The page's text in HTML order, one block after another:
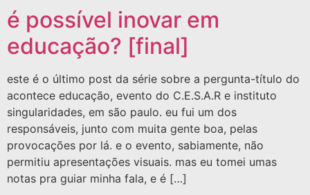
é possível inovar em
educação? [final]
este é o último post da série sobre a pergunta-título do
acontece educação, evento do C.E.S.A.R e instituto
singularidades, em são paulo. eu fui um dos
responsáveis, junto com muita gente boa, pelas
provocações por lá. e o evento, sabiamente, não
permitiu apresentações visuais. mas eu tomei umas
notas pra guiar minha fala, e é […]